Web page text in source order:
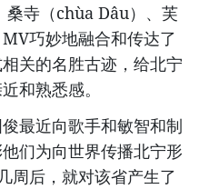
寺（chùa Dâu）、芙
巧妙地融合和传达了
关的名胜古迹，给北宁
和熟悉感。
最近向歌手和敏智和制
们为向世界传播北宁形
周后，就对该省产生了